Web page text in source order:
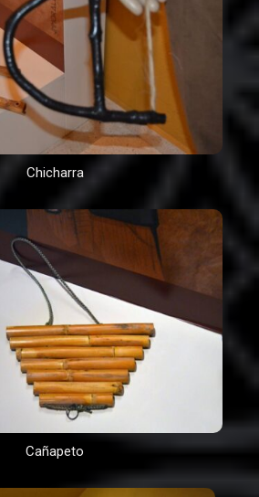
Chicharra
Cañapeto